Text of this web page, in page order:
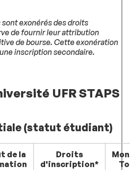
exonérés des droits
de fournir leur attribution
de bourse. Cette exonération
inscription secondaire.
UFR STAPS
(statut étudiant)
de la
Droits
d'inscription*